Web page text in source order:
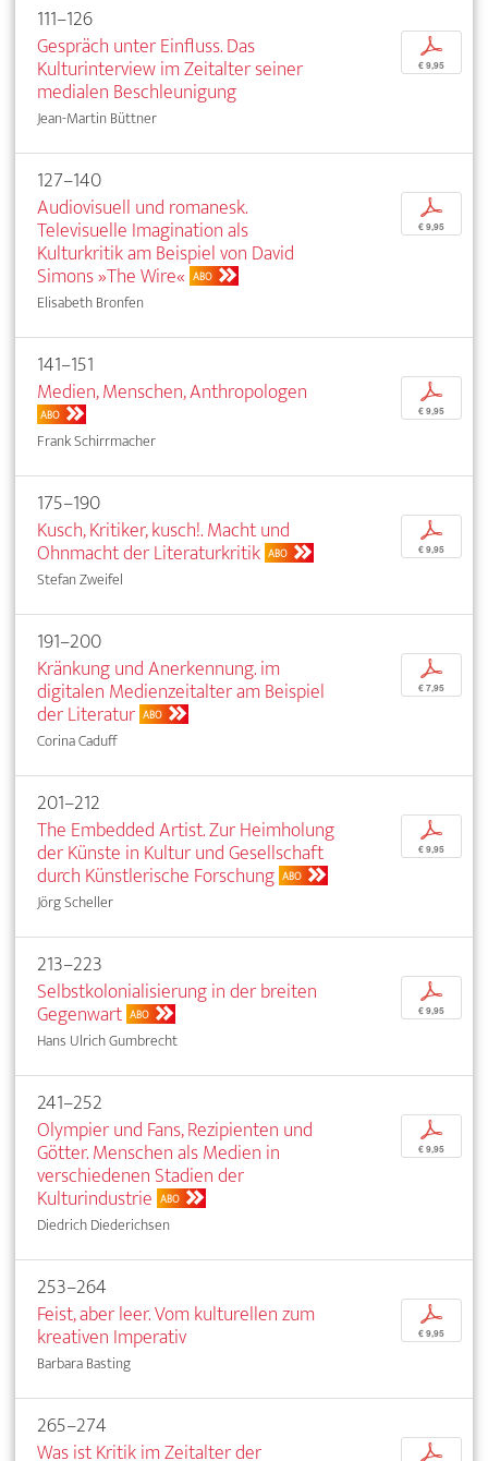
111–126
Gespräch unter Einfluss. Das
Kulturinterview im Zeitalter seiner
medialen Beschleunigung
Jean-Martin Büttner
p
€ 9,95
127–140
Audiovisuell und romanesk.
Televisuelle Imagination als
Kulturkritik am Beispiel von David
Simons »The Wire« ABO
Elisabeth Bronfen
p
€ 9,95
141–151
Medien, Menschen, Anthropologen
ABO
Frank Schirrmacher
p
€ 9,95
175–190
Kusch, Kritiker, kusch!. Macht und
Ohnmacht der Literaturkritik ABO
Stefan Zweifel
p
€ 9,95
191–200
Kränkung und Anerkennung. im
digitalen Medienzeitalter am Beispiel
der Literatur ABO
Corina Caduff
p
€ 7,95
201–212
The Embedded Artist. Zur Heimholung
der Künste in Kultur und Gesellschaft
durch Künstlerische Forschung ABO
Jörg Scheller
p
€ 9,95
213–223
Selbstkolonialisierung in der breiten
Gegenwart ABO
Hans Ulrich Gumbrecht
p
€ 9,95
241–252
Olympier und Fans, Rezipienten und
Götter. Menschen als Medien in
verschiedenen Stadien der
Kulturindustrie ABO
Diedrich Diederichsen
p
€ 9,95
253–264
Feist, aber leer. Vom kulturellen zum
kreativen Imperativ
Barbara Basting
p
€ 9,95
265–274
Was ist Kritik im Zeitalter der
p